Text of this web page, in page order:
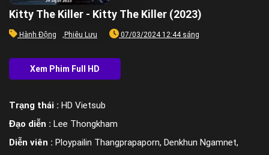
Kitty The Killer - Kitty The Killer (2023)
Hành Động , Phiêu Lưu 07/03/2024 12:44 sáng
Trạng thái : HD Vietsub
Đạo diễn : Lee Thongkham
Diễn viên : Ploypailin Thangprapaporn, Denkhun Ngamnet,